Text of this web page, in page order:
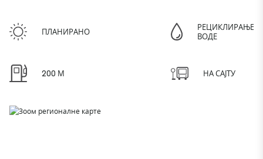
ПЛАНИРАНО
РЕЦИКЛИРАЊЕ
ВОДЕ
200 М НА САЈТУ